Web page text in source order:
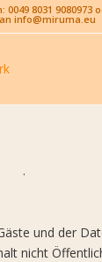
8031 9080973
info@miruma.eu
.
und der
nicht